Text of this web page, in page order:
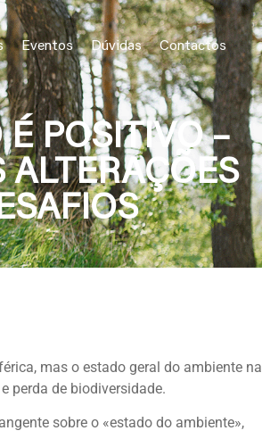
Eventos Dúvidas Contactos
POSITIVO –
mas o estado geral do ambiente na
perda de biodiversidade.
sobre o «estado do ambiente»,